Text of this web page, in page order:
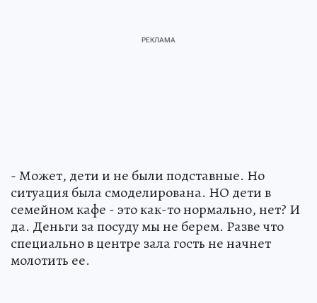
- Может, дети и не были подставные. Но
ситуация была смоделирована. НО дети в
семейном кафе - это как-то нормально, нет? И
да. Деньги за посуду мы не берем. Разве что
специально в центре зала гость не начнет
молотить ее.